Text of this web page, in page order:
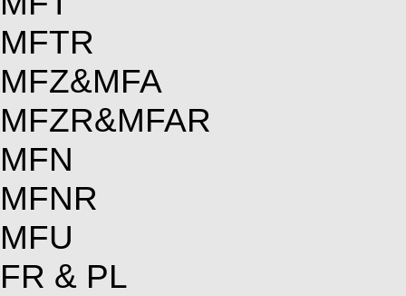
MFTR
MFZ&MFA
MFZR&MFAR
MFN
MFNR
MFU
FR & PL